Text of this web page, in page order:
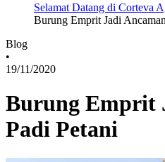
Selamat Datang di Corteva
Burung Emprit Jadi
Blog
•
19/11/2020
Burung Emprit
Padi Petani